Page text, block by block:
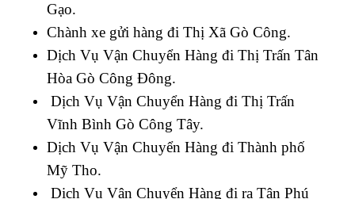
Gạo.
Chành xe gửi hàng đi Thị Xã Gò Công.
Dịch Vụ Vận Chuyển Hàng đi Thị Trấn Tân
Hòa Gò Công Đông.
Dịch Vụ Vận Chuyển Hàng đi Thị Trấn
Vĩnh Bình Gò Công Tây.
Dịch Vụ Vận Chuyển Hàng đi Thành phố
Mỹ Tho.
Dịch Vụ Vận Chuyển Hàng đi ra Tân Phú